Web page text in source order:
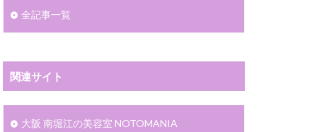
全記事一覧
関連サイト
大阪 南堀江の美容室 NOTOMANIA